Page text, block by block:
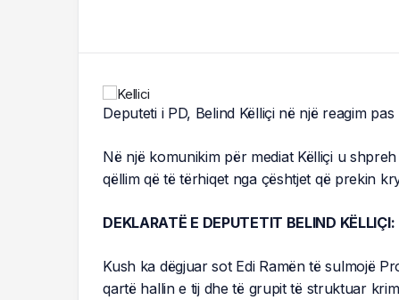
Deputeti i PD, Belind Këlliçi në një reagim
Në një komunikim për mediat Këlliçi u
qëllim që të tërhiqet nga çështjet që prekin
DEKLARATË E DEPUTETIT BELIND KËLLIÇI:
Kush ka dëgjuar sot Edi Ramën të sulmojë
qartë hallin e tij dhe të grupit të struktuar